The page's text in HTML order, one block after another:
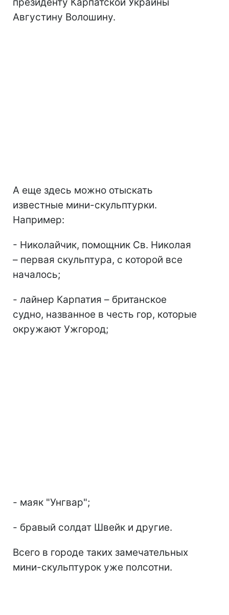
Августину Волошину.
А еще здесь можно отыскать
известные мини-скульптурки.
Например:
- Николайчик, помощник Св. Николая
– первая скульптура, с которой все
началось;
- лайнер Карпатия – британское
судно, названное в честь гор, которые
окружают Ужгород;
- маяк "Унгвар";
- бравый солдат Швейк и другие.
Всего в городе таких замечательных
мини-скульптурок уже полсотни.